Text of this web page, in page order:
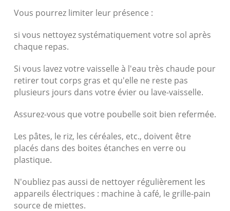
Vous pourrez limiter leur présence :
si vous nettoyez systématiquement votre sol après
chaque repas.
Si vous lavez votre vaisselle à l'eau très chaude pour
retirer tout corps gras et qu'elle ne reste pas
plusieurs jours dans votre évier ou lave-vaisselle.
Assurez-vous que votre poubelle soit bien refermée.
Les pâtes, le riz, les céréales, etc., doivent être
placés dans des boites étanches en verre ou
plastique.
N'oubliez pas aussi de nettoyer régulièrement les
appareils électriques : machine à café, le grille-pain
source de miettes.